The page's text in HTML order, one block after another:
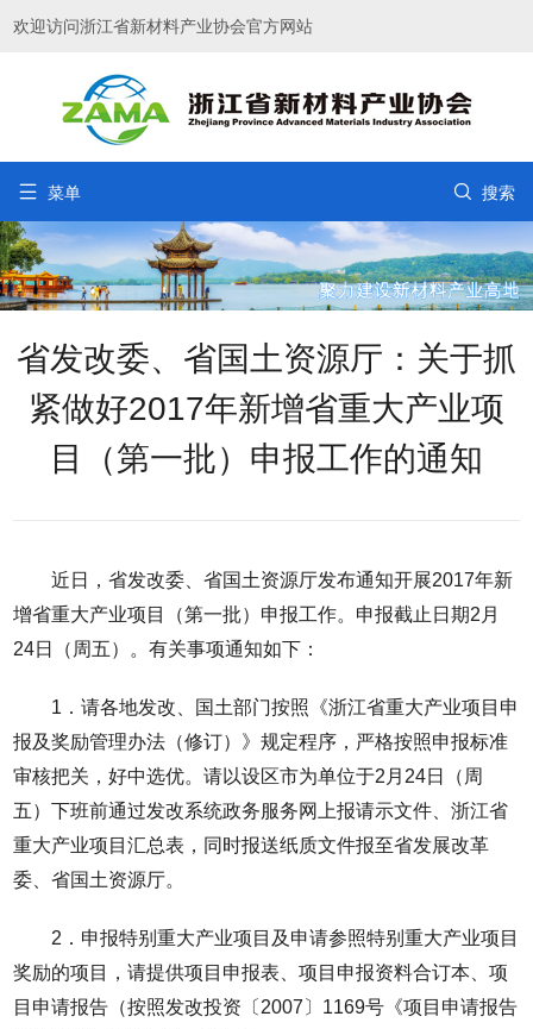
欢迎访问浙江省新材料产业协会官方网站
 菜单  搜索
省发改委、省国土资源厅：关于抓
紧做好2017年新增省重大产业项
目（第一批）申报工作的通知
近日，省发改委、省国土资源厅发布通知开展2017年新
增省重大产业项目（第一批）申报工作。申报截止日期2月
24日（周五）。有关事项通知如下：
1．请各地发改、国土部门按照《浙江省重大产业项目申
报及奖励管理办法（修订）》规定程序，严格按照申报标准
审核把关，好中选优。请以设区市为单位于2月24日（周
五）下班前通过发改系统政务服务网上报请示文件、浙江省
重大产业项目汇总表，同时报送纸质文件报至省发展改革
委、省国土资源厅。
2．申报特别重大产业项目及申请参照特别重大产业项目
奖励的项目，请提供项目申报表、项目申报资料合订本、项
目申请报告（按照发改投资〔2007〕1169号《项目申请报告